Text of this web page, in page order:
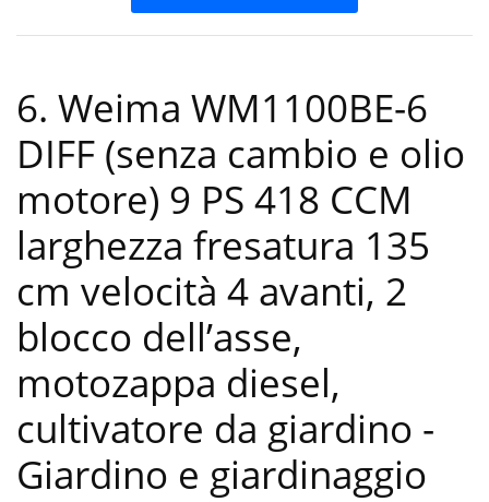
6. Weima WM1100BE-6
DIFF (senza cambio e olio
motore) 9 PS 418 CCM
larghezza fresatura 135
cm velocità 4 avanti, 2
blocco dell’asse,
motozappa diesel,
cultivatore da giardino -
Giardino e giardinaggio